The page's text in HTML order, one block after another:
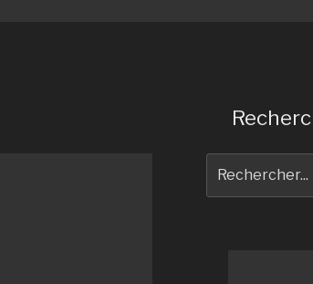
pour